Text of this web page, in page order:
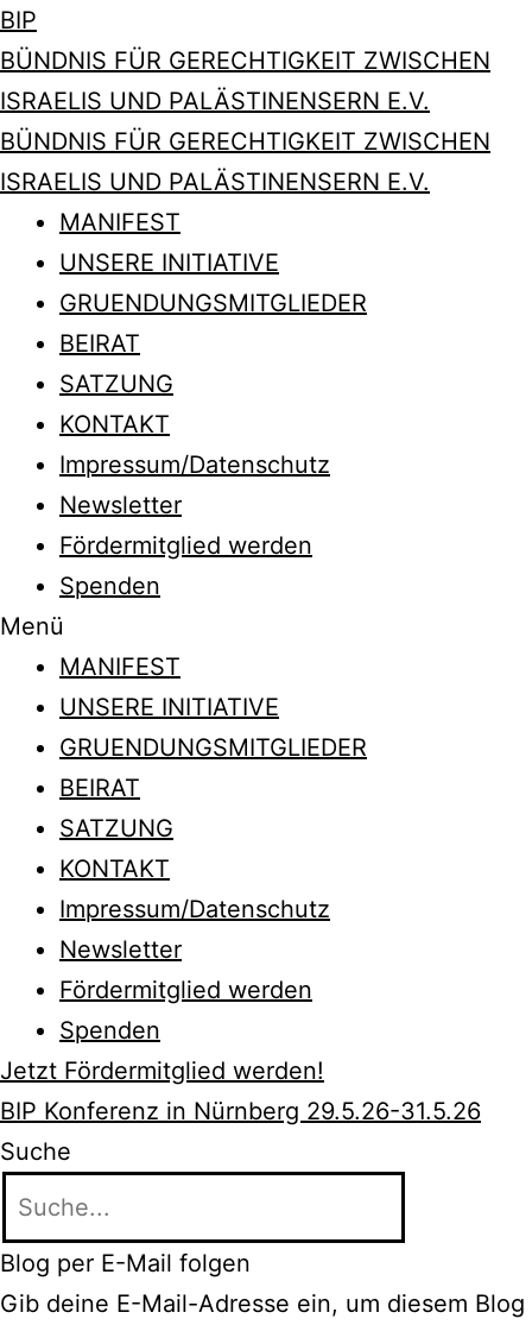
BIP
BÜNDNIS FÜR GERECHTIGKEIT ZWISCHEN
ISRAELIS UND PALÄSTINENSERN E.V.
BÜNDNIS FÜR GERECHTIGKEIT ZWISCHEN
ISRAELIS UND PALÄSTINENSERN E.V.
MANIFEST
UNSERE INITIATIVE
GRUENDUNGSMITGLIEDER
BEIRAT
SATZUNG
KONTAKT
Impressum/Datenschutz
Newsletter
Fördermitglied werden
Spenden
Menü
MANIFEST
UNSERE INITIATIVE
GRUENDUNGSMITGLIEDER
BEIRAT
SATZUNG
KONTAKT
Impressum/Datenschutz
Newsletter
Fördermitglied werden
Spenden
Jetzt Fördermitglied werden!
BIP Konferenz in Nürnberg 29.5.26-31.5.26
Suche
Blog per E-Mail folgen
Gib deine E-Mail-Adresse ein, um diesem Blog